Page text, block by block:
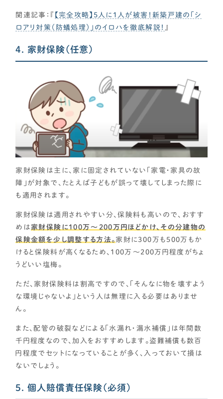
関連記事：『 【完全攻略】5人に1人が被害！新築戸建の「シ
ロアリ対策（防蟻処理）」のイロハを徹底解説！ 』
4. 家財保険（任意）
家財保険は主に、家に固定されていない「家電・家具の故
障」が対象で、たとえば子どもが誤って壊してしまった際に
も適用されます。
家財保険は適用されやすい分、保険料も高いので、おすす
めは 家財保険に100万〜200万円ほどかけ、その分建物の
保険金額を少し調整する方法。 家財に300万も500万もか
けると保険料が高くなるため、100万〜200万円程度がちょ
うどいい塩梅。
ただ、家財保険料は割高ですので、「そんなに物を壊すよう
な環境じゃないよ」という人は無理に入る必要はありませ
ん。
また、配管の破裂などによる「水漏れ・漏水補償」は年間数
千円程度なので、加入をおすすめします。盗難補償も数百
円程度でセットになっていることが多く、入っておいて損は
ないでしょう。
5. 個人賠償責任保険（必須）